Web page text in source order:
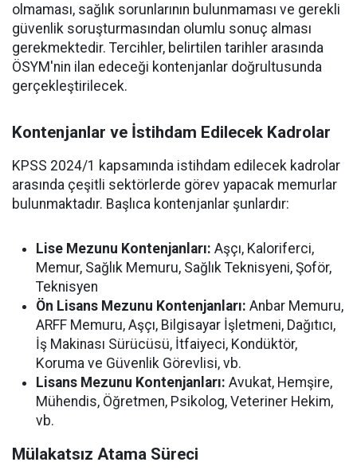
olmaması, sağlık sorunlarının bulunmaması ve gerekli
güvenlik soruşturmasından olumlu sonuç alması
gerekmektedir. Tercihler, belirtilen tarihler arasında
ÖSYM'nin ilan edeceği kontenjanlar doğrultusunda
gerçekleştirilecek.
Kontenjanlar ve İstihdam Edilecek Kadrolar
KPSS 2024/1 kapsamında istihdam edilecek kadrolar
arasında çeşitli sektörlerde görev yapacak memurlar
bulunmaktadır. Başlıca kontenjanlar şunlardır:
Lise Mezunu Kontenjanları: Aşçı, Kaloriferci,
Memur, Sağlık Memuru, Sağlık Teknisyeni, Şoför,
Teknisyen
Ön Lisans Mezunu Kontenjanları: Anbar Memuru,
ARFF Memuru, Aşçı, Bilgisayar İşletmeni, Dağıtıcı,
İş Makinası Sürücüsü, İtfaiyeci, Kondüktör,
Koruma ve Güvenlik Görevlisi, vb.
Lisans Mezunu Kontenjanları: Avukat, Hemşire,
Mühendis, Öğretmen, Psikolog, Veteriner Hekim,
vb.
Mülakatsız Atama Süreci